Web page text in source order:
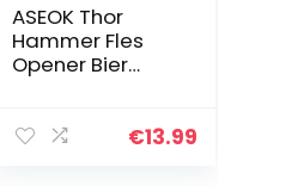
ASEOK Thor
Hammer Fles
Opener Bier
Wijn Mjolnir
€13.99